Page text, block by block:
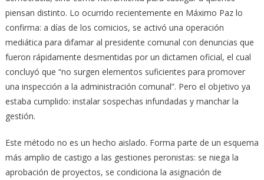
piensan distinto. Lo ocurrido recientemente en Máximo Paz lo
confirma: a días de los comicios, se activó una operación
mediática para difamar al presidente comunal con denuncias que
fueron rápidamente desmentidas por un dictamen oficial, el cual
concluyó que “no surgen elementos suficientes para promover
una inspección a la administración comunal”. Pero el objetivo ya
estaba cumplido: instalar sospechas infundadas y manchar la
gestión.
Este método no es un hecho aislado. Forma parte de un esquema
más amplio de castigo a las gestiones peronistas: se niega la
aprobación de proyectos, se condiciona la asignación de